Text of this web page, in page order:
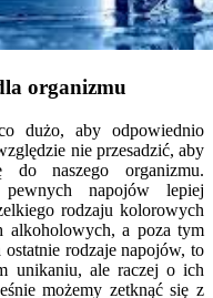
organizmu
dużo, aby odpowiednio
nie przesadzić, aby
naszego organizmu.
napojów lepiej
rodzaju kolorowych
alkoholowych, a poza tym
rodzaje napojów, to
unikaniu, ale raczej o ich
możemy zetknąć się z